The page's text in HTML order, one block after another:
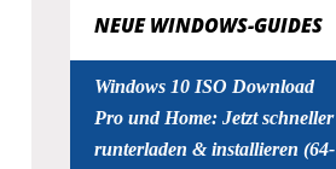
NEUE WINDOWS-GUIDES
Windows 10 ISO Download
Pro und Home: Jetzt schneller
runterladen & installieren (64-